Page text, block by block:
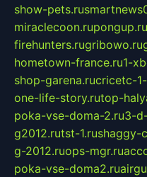
show-pets.ru
miraclecoon.rupongup.ru
firehunters.rugribowo.ru
hometown-france.ru1-
shop-garena.rucricetc-
one-life-story.rutop-
poka-vse-doma-2.ru3-
g2012.rutst-1.rushaggy-
g-2012.ruops-mgr.ru
poka-vse-doma2.ru